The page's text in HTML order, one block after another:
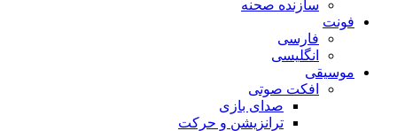
سازنده صحنه
فونت
فارسی
انگلیسی
موسیقی
افکت صوتی
صدای بازی
ترانزیشن و حرکت